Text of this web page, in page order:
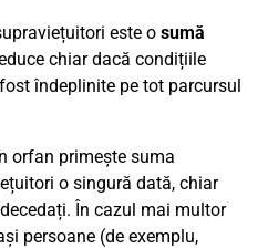
este o sumă
chiar dacă condițiile
îndeplinite pe tot parcursul
orfan primește suma
o singură dată, chiar
În cazul mai multor
persoane (de exemplu,